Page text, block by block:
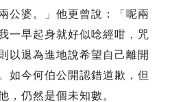
公婆。」他更曾說：「呢兩
一早起身就好似唸經咁，咒
以退為進地說希望自己離開
如今何伯公開認錯道歉，但
，仍然是個未知數。